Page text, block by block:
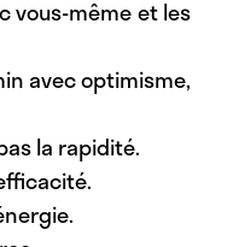
vous-même et les
avec optimisme,
la rapidité.